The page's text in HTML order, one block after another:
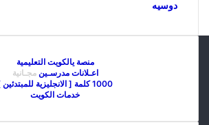
دوسيه
منصة يالكويت التعليمية
اعـلانات مدرسـينمجـانية
1000 كلمة [ الانجليزية للمبتدئين ]
خدمات الكويت